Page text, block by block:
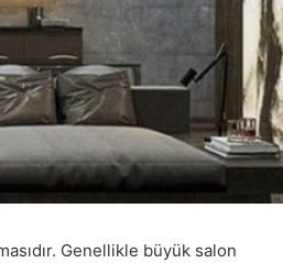
Genellikle büyük salon